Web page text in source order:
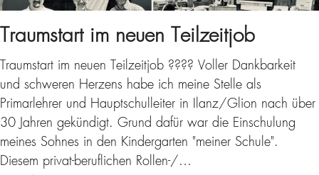
Traumstart im neuen Teilzeitjob
Traumstart im neuen Teilzeitjob ???? Voller Dankbarkeit
und schweren Herzens habe ich meine Stelle als
Primarlehrer und Hauptschulleiter in Ilanz/Glion nach über
30 Jahren gekündigt. Grund dafür war die Einschulung
meines Sohnes in den Kindergarten "meiner Schule".
Diesem privat-beruflichen Rollen-/…